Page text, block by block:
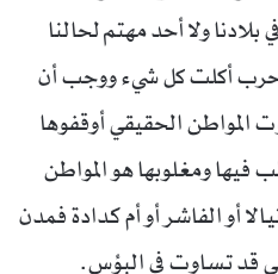
بلادنا ولا أحد مهتم لحالنا
أكلت كل شيء ووجب أن
الحقيقي أوقفوها
فيها ومغلوبها هو المواطن
أو الفاشر أو أم كدادة فمدن
قد تساوت في البؤس.